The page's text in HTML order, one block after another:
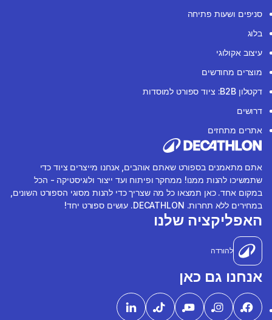
סניפים ושעות פתיחה
בלוג
עיצוב אקולוגי
מוצרים מחודשים
דקטלון B2B: ציוד ספורט למוסדות
דרושים
אתרים מתחזים
אתם מתאמנים בספורט שאתם אוהבים, אנחנו מייצרים ציוד כדי
שתמשיכו להנות ממנו! ממחקר ופיתוח ועד ייצור ולוגיסטיקה - הכל
במקום אחד. כאן תמצאו כל מה שצריך כדי להנות מסוגי הספורט השונים,
במחירים ללא תחרות. DECATHLON. עושים ספורט יחד!
האפליקציה שלנו
להורדה
אנחנו גם כאן